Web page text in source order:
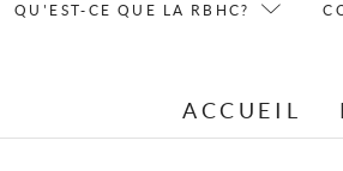
QU'EST-CE QUE LA RBHC?
ACCUEIL